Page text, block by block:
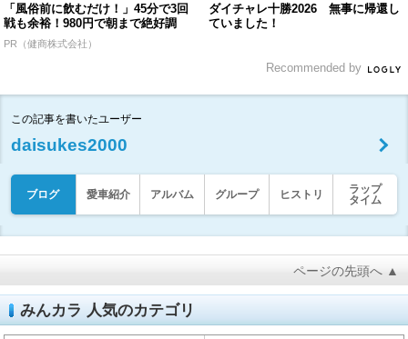
「風俗前に飲むだけ！」45分で3回
戦も余裕！980円で朝まで絶好調
PR（健商株式会社）
ダイチャレ十勝2026 無事に帰還し
ていました！
Recommended by
この記事を書いたユーザー
daisukes2000
ブログ 愛車紹介 アルバム グループ ヒストリ
ラップ
タイム
ページの先頭へ ▲
みんカラ 人気のカテゴリ